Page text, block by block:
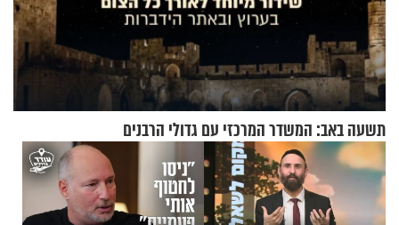
תשעה באב: המשדר המרכזי עם גדולי הרבנים